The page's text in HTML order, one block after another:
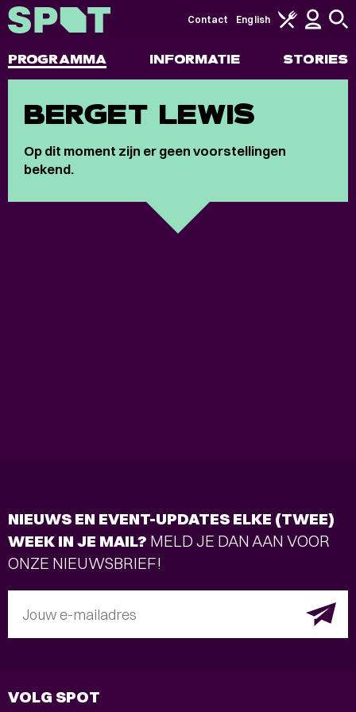
PROGRAMMA INFORMATIE STORIES
Contact English
BERGET LEWIS
Op dit moment zijn er geen voorstellingen
bekend.
NIEUWS EN EVENT-UPDATES ELKE (TWEE)
WEEK IN JE MAIL? MELD JE DAN AAN VOOR
ONZE NIEUWSBRIEF!
Jouw e-mailadres
VOLG SPOT